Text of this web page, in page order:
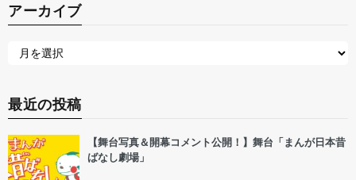
アーカイブ
最近の投稿
【舞台写真＆開幕コメント公開！】舞台「まんが日本昔
ばなし劇場」